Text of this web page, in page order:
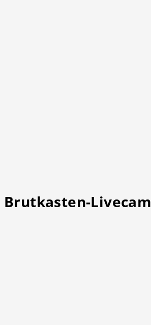
Brutkasten-Livecam